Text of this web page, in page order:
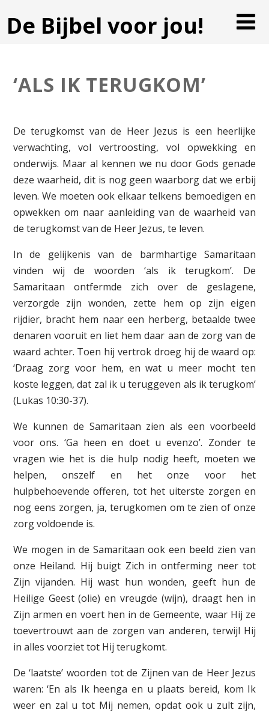
De Bijbel voor jou!
‘ALS IK TERUGKOM’
De terugkomst van de Heer Jezus is een heerlijke
verwachting, vol vertroosting, vol opwekking en
onderwijs. Maar al kennen we nu door Gods genade
deze waarheid, dit is nog geen waarborg dat we erbij
leven. We moeten ook elkaar telkens bemoedigen en
opwekken om naar aanleiding van de waarheid van
de terugkomst van de Heer Jezus, te leven.
In de gelijkenis van de barmhartige Samaritaan
vinden wij de woorden ‘als ik terugkom’. De
Samaritaan ontfermde zich over de geslagene,
verzorgde zijn wonden, zette hem op zijn eigen
rijdier, bracht hem naar een herberg, betaalde twee
denaren vooruit en liet hem daar aan de zorg van de
waard achter. Toen hij vertrok droeg hij de waard op:
‘Draag zorg voor hem, en wat u meer mocht ten
koste leggen, dat zal ik u teruggeven als ik terugkom’
(Lukas 10:30-37).
We kunnen de Samaritaan zien als een voorbeeld
voor ons. ‘Ga heen en doet u evenzo’. Zonder te
vragen wie het is die hulp nodig heeft, moeten we
helpen, onszelf en het onze voor het
hulpbehoevende offeren, tot het uiterste zorgen en
nog eens zorgen, ja, terugkomen om te zien of onze
zorg voldoende is.
We mogen in de Samaritaan ook een beeld zien van
onze Heiland. Hij buigt Zich in ontferming neer tot
Zijn vijanden. Hij wast hun wonden, geeft hun de
Heilige Geest (olie) en vreugde (wijn), draagt hen in
Zijn armen en voert hen in de Gemeente, waar Hij ze
toevertrouwt aan de zorgen van anderen, terwijl Hij
in alles voorziet tot Hij terugkomt.
De ‘laatste’ woorden tot de Zijnen van de Heer Jezus
waren: ‘En als Ik heenga en u plaats bereid, kom Ik
weer en zal u tot Mij nemen, opdat ook u zult zijn,